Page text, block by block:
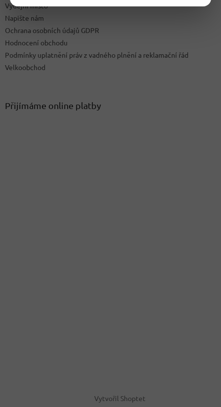
Výdejní místo
Napište nám
Ochrana osobních údajů GDPR
Hodnocení obchodu
Podmínky uplatnění práv z vadného plnění a reklamační řád
Velkoobchod
Přijímáme online platby
Vytvořil Shoptet